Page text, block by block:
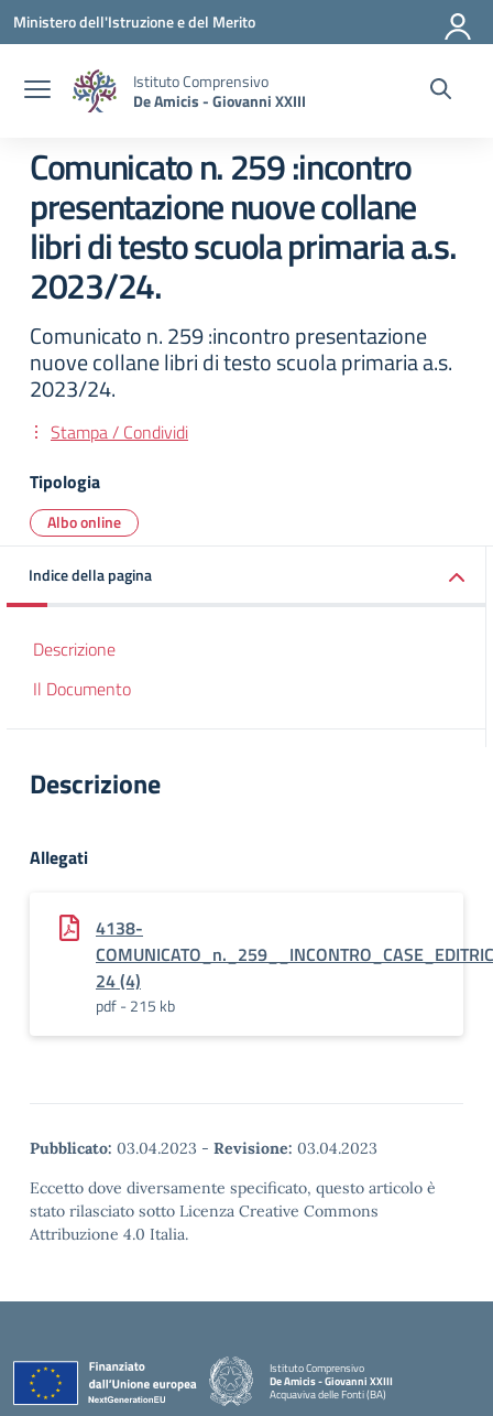
Vai ai contenuti
Vai al menu di navigazione
Vai al footer
Ministero dell'Istruzione e del Merito
Istituto Comprensivo
De Amicis - Giovanni XXIII
Comunicato n. 259 :incontro
presentazione nuove collane
libri di testo scuola primaria a.s.
2023/24.
Comunicato n. 259 :incontro presentazione
nuove collane libri di testo scuola primaria a.s.
2023/24.
Stampa / Condividi
Tipologia
Albo online
Indice della pagina
Descrizione
Il Documento
Descrizione
Allegati
4138-
24 (4)
pdf - 215 kb
Pubblicato: 03.04.2023 - Revisione: 03.04.2023
Eccetto dove diversamente specificato, questo articolo è
stato rilasciato sotto Licenza Creative Commons
Attribuzione 4.0 Italia.
Istituto Comprensivo
De Amicis - Giovanni XXIII
Acquaviva delle Fonti (BA)
— Visita la pagina iniziale della scuola